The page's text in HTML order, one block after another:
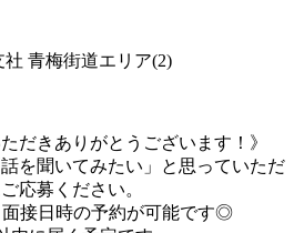
青梅街道エリア(2)
だきありがとうございます！》
を聞いてみたい」と思っていただ
応募ください。
接日時の予約が可能です◎